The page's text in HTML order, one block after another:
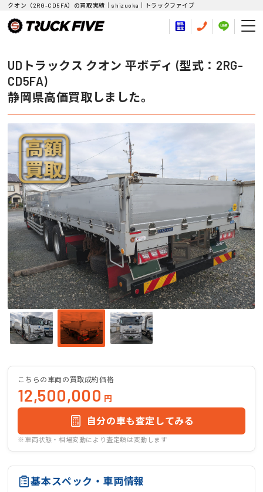
クオン（2RG-CD5FA）の買取実績｜shizuoka｜トラックファイブ
UDトラックス クオン 平ボディ (型式：2RG-
CD5FA)
静岡県高価買取しました。
こちらの車両の買取成約価格
12,500,000 円
自分の車も査定してみる
※車両状態・相場変動により査定額は変動します
基本スペック・車両情報